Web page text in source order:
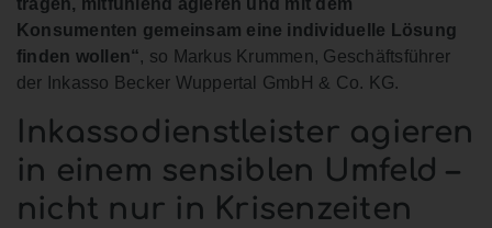
Konsumenten gemeinsam eine individuelle Lösung
finden wollen“, so Markus Krummen, Geschäftsführer
der Inkasso Becker Wuppertal GmbH & Co. KG.
Inkassodienstleister agieren
in einem sensiblen Umfeld –
nicht nur in Krisenzeiten